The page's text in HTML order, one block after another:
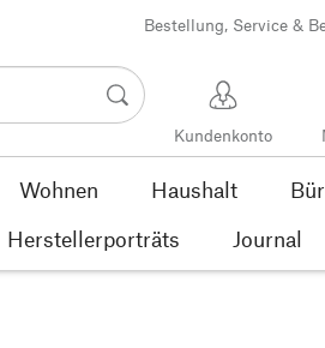
Bestellung, Service &
Kundenkonto
Wohnen Haushalt
Herstellerporträts Journal